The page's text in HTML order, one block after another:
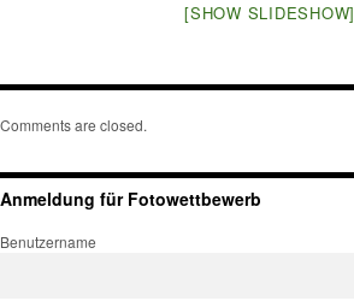
[SHOW SLIDESHOW]
Comments are closed.
Anmeldung für Fotowettbewerb
Benutzername